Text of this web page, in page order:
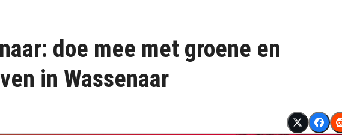
doe mee met groene en
in Wassenaar